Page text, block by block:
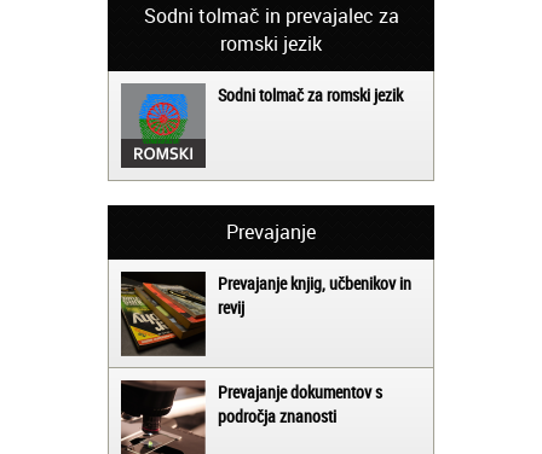
Sodni tolmač in prevajalec za
romski jezik
Sodni tolmač za romski jezik
Prevajanje
Prevajanje knjig, učbenikov in
revij
Prevajanje dokumentov s
področja znanosti